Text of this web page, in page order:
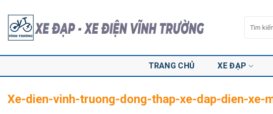
content
kiếm:
TRANG CHỦ XE ĐẠP
Xe-dien-vinh-truong-dong-thap-xe-dap-dien-xe-